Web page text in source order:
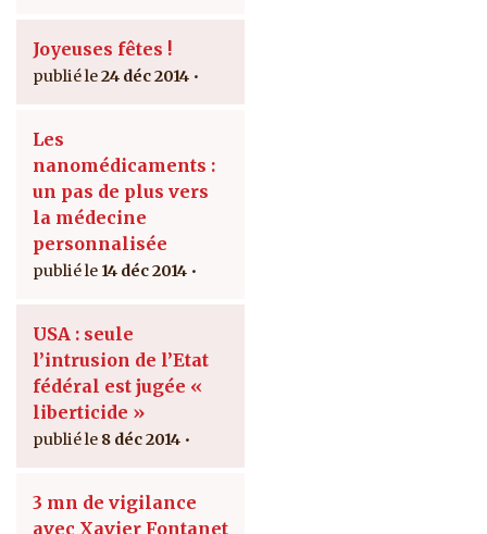
Joyeuses fêtes !
24 déc 2014
Les
nanomédicaments :
un pas de plus vers
la médecine
personnalisée
14 déc 2014
USA : seule
l’intrusion de l’Etat
fédéral est jugée «
liberticide »
8 déc 2014
3 mn de vigilance
avec Xavier Fontanet